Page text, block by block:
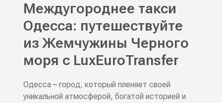
Междугороднее такси
Одесса: путешествуйте
из Жемчужины Черного
моря с LuxEuroTransfer
Одесса – город, который пленяет своей
уникальной атмосферой, богатой историей и